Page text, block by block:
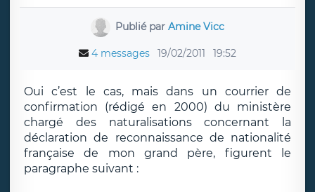
Publié parAmine Vicc
4 messages 19/02/2011 19:52
Oui c’est le cas, mais dans un courrier de
confirmation (rédigé en 2000) du ministère
chargé des naturalisations concernant la
déclaration de reconnaissance de nationalité
française de mon grand père, figurent le
paragraphe suivant :